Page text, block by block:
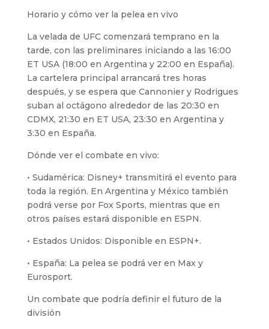
Horario y cómo ver la pelea en vivo
La velada de UFC comenzará temprano en la
tarde, con las preliminares iniciando a las 16:00
ET USA (18:00 en Argentina y 22:00 en España).
La cartelera principal arrancará tres horas
después, y se espera que Cannonier y Rodrigues
suban al octágono alrededor de las 20:30 en
CDMX, 21:30 en ET USA, 23:30 en Argentina y
3:30 en España.
Dónde ver el combate en vivo:
• Sudamérica: Disney+ transmitirá el evento para
toda la región. En Argentina y México también
podrá verse por Fox Sports, mientras que en
otros países estará disponible en ESPN.
• Estados Unidos: Disponible en ESPN+.
• España: La pelea se podrá ver en Max y
Eurosport.
Un combate que podría definir el futuro de la
división